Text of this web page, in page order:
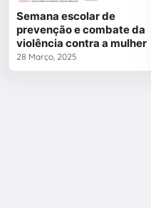
Semana escolar de
prevenção e combate da
violência contra a mulher
28 Março, 2025